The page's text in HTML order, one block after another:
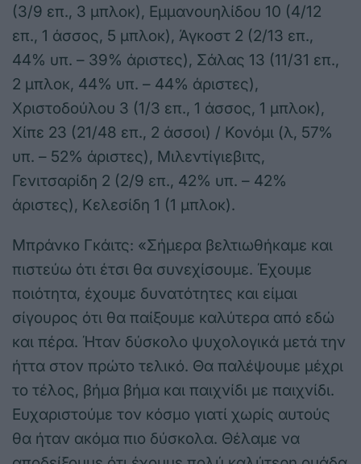
(3/9 επ., 3 μπλοκ), Εμμανουηλίδου 10 (4/12
επ., 1 άσσος, 5 μπλοκ), Άγκοστ 2 (2/13 επ.,
44% υπ. – 39% άριστες), Σάλας 13 (11/31 επ.,
2 μπλοκ, 44% υπ. – 44% άριστες),
Χριστοδούλου 3 (1/3 επ., 1 άσσος, 1 μπλοκ),
Χίπε 23 (21/48 επ., 2 άσσοι) / Κονόμι (λ, 57%
υπ. – 52% άριστες), Μιλεντίγιεβιτς,
Γενιτσαρίδη 2 (2/9 επ., 42% υπ. – 42%
άριστες), Κελεσίδη 1 (1 μπλοκ).
Μπράνκο Γκάιτς: «Σήμερα βελτιωθήκαμε και
πιστεύω ότι έτσι θα συνεχίσουμε. Έχουμε
ποιότητα, έχουμε δυνατότητες και είμαι
σίγουρος ότι θα παίξουμε καλύτερα από εδώ
και πέρα. Ήταν δύσκολο ψυχολογικά μετά την
ήττα στον πρώτο τελικό. Θα παλέψουμε μέχρι
το τέλος, βήμα βήμα και παιχνίδι με παιχνίδι.
Ευχαριστούμε τον κόσμο γιατί χωρίς αυτούς
θα ήταν ακόμα πιο δύσκολα. Θέλαμε να